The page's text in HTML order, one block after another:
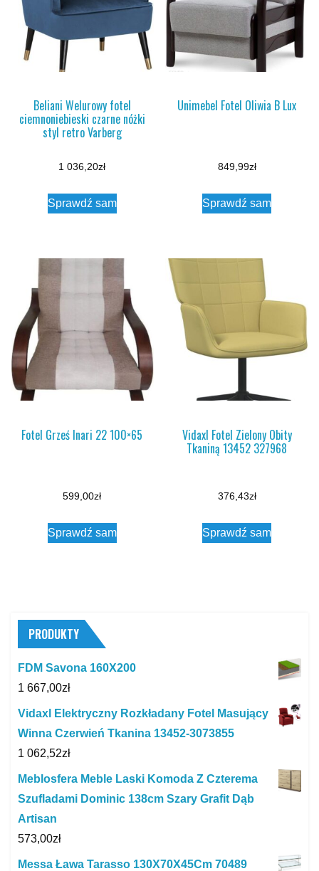
Beliani Welurowy fotel
ciemnoniebieski czarne nóżki
styl retro Varberg
1 036,20zł
Sprawdź sam
Unimebel Fotel Oliwia B Lux
849,99zł
Sprawdź sam
Fotel Grześ Inari 22 100×65
599,00zł
Sprawdź sam
Vidaxl Fotel Zielony Obity
Tkaniną 13452 327968
376,43zł
Sprawdź sam
PRODUKTY
FDM Savona 160X200
1 667,00zł
Vidaxl Elektryczny Rozkładany Fotel Masujący
Winna Czerwień Tkanina 13452-3073855
1 062,52zł
Meblosfera Meble Laski Komoda Z Czterema
Szufladami Dominic 138cm Szary Grafit Dąb
Artisan
573,00zł
Messa Ława Tarasso 130X70X45Cm 70489